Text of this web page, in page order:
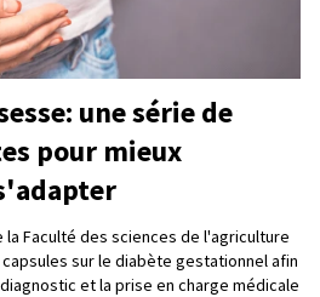
une série de
pour mieux
Faculté des sciences de l'agriculture
sur le diabète gestationnel afin
et la prise en charge médicale